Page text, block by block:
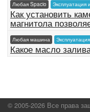
Любая Spacio Эксплуатация
Как установить
магнитола
Любая машина
Какое масло
© 2005-2026 Все права